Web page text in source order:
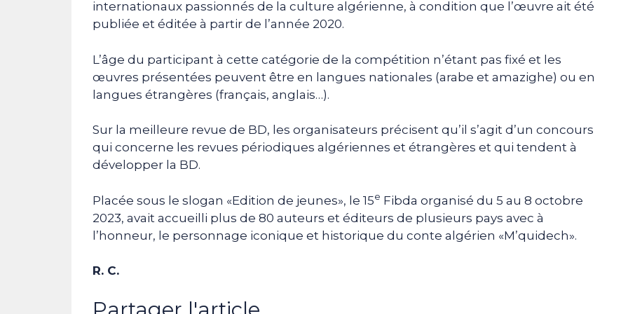
internationaux passionnés de la culture algérienne, à condition que l’œuvre ait été
publiée et éditée à partir de l’année 2020.
L’âge du participant à cette catégorie de la compétition n’étant pas fixé et les
œuvres présentées peuvent être en langues nationales (arabe et amazighe) ou en
langues étrangères (français, anglais…).
Sur la meilleure revue de BD, les organisateurs précisent qu’il s’agit d’un concours
qui concerne les revues périodiques algériennes et étrangères et qui tendent à
développer la BD.
Placée sous le slogan «Edition de jeunes», le 15e Fibda organisé du 5 au 8 octobre
2023, avait accueilli plus de 80 auteurs et éditeurs de plusieurs pays avec à
l’honneur, le personnage iconique et historique du conte algérien «M’quidech».
R. C.